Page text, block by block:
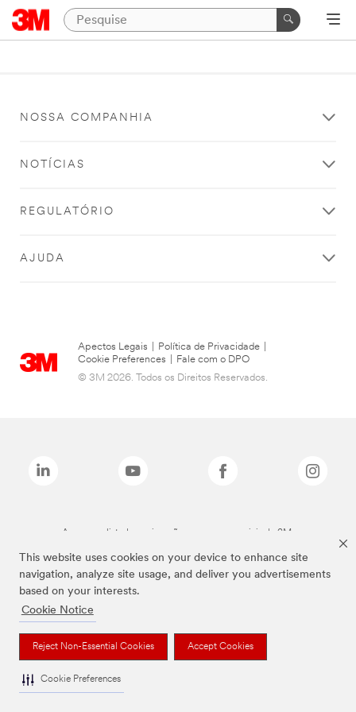
This website uses cookies on your device to enhance site
navigation, analyze site usage, and deliver you advertisements
based on your interests.
Cookie Notice
Reject Non-Essential Cookies Accept Cookies
Cookie Preferences
NOSSA COMPANHIA
NOTÍCIAS
REGULATÓRIO
AJUDA
Apectos Legais Política de Privacidade
Cookie Preferences
Fale com o DPO
© 3M 2026. Todos os Direitos Reservados.
As marcas listadas a cima são marcas comerciais da 3M.